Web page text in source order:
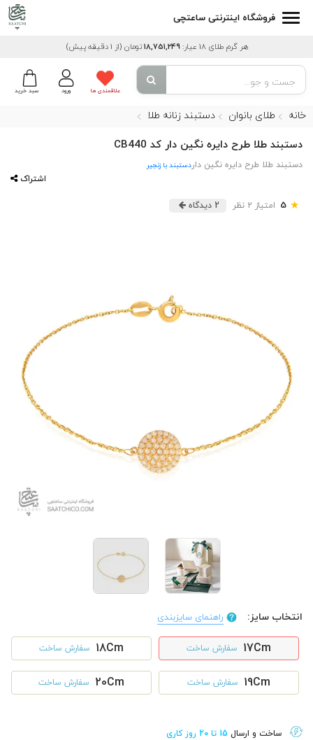
فروشگاه اینترنتی ساعتچی
هر گرم طلای 18 عیار: 18,751,249 تومان (از 1 دقیقه پیش)
سبد خرید ورود علاقمندی ها
خانه طلای بانوان دستبند زنانه طلا
دستبند طلا طرح دایره نگین دار کد CB440
دستبند طلا طرح دایره نگین داردستبند با زنجیر
اشتراک
★
5 امتیاز 2 نظر 2 دیدگاه
انتخاب سایز: راهنمای سایزبندی
17Cm سفارش ساخت 18Cm سفارش ساخت
19Cm سفارش ساخت 20Cm سفارش ساخت
ساخت و ارسال 15 تا 20 روز کاری